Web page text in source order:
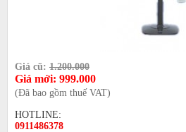
Giá cũ: 1.200.000
Giá mới: 999.000
(Đã bao gồm thuế VAT)
HOTLINE:
0911486378